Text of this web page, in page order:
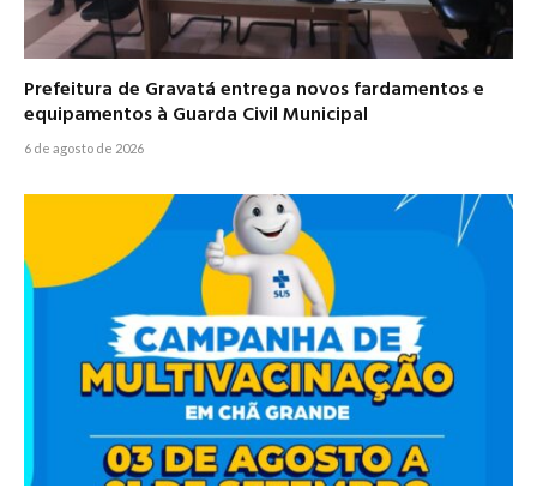
Prefeitura de Gravatá entrega novos fardamentos e
equipamentos à Guarda Civil Municipal
6 de agosto de 2026